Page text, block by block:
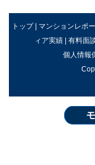
トップ| マンションレポ
ィア実績| 有料面
個人情報